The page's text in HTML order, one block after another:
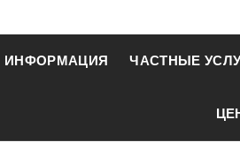
ИНФОРМАЦИЯ ЧАСТНЫЕ